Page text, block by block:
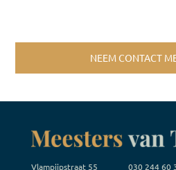
NEEM CONTACT
Vlampijpstraat 55 030 244 60